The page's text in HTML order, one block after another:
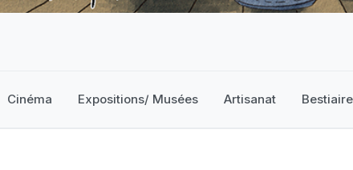
Cinéma Expositions/ Musées Artisanat